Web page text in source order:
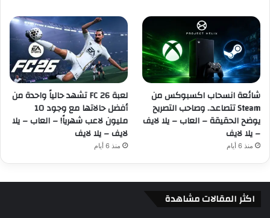
شائعة انسحاب اكسبوكس من
Steam تتصاعد.. وصاحب التصريح
يوضح الحقيقة – العاب – يلا لايف
– يلا لايف
منذ 6 أيام
لعبة FC 26 تشهد حالياً واحدة من
أفضل حالاتها مع وجود 10
مليون لاعب شهرياً! – العاب – يلا
لايف – يلا لايف
منذ 6 أيام
اكثر المقالات مشاهدة